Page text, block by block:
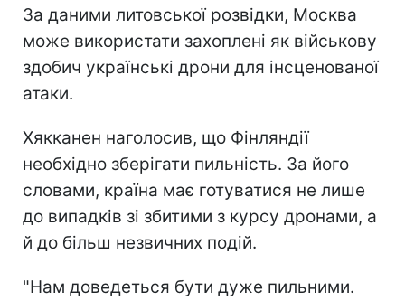
За даними литовської розвідки, Москва
може використати захоплені як військову
здобич українські дрони для інсценованої
атаки.
Хякканен наголосив, що Фінляндії
необхідно зберігати пильність. За його
словами, країна має готуватися не лише
до випадків зі збитими з курсу дронами, а
й до більш незвичних подій.
"Нам доведеться бути дуже пильними.